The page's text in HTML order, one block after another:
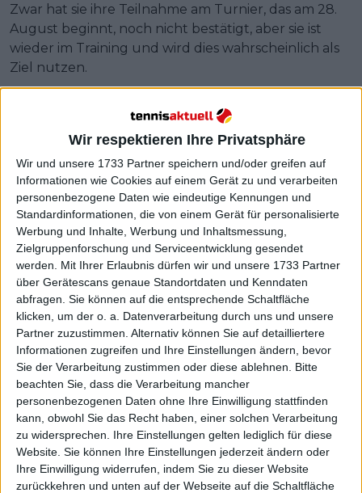
Wir respektieren Ihre Privatsphäre
Wir und unsere 1733 Partner speichern und/oder greifen auf
Informationen wie Cookies auf einem Gerät zu und verarbeiten
personenbezogene Daten wie eindeutige Kennungen und
Standardinformationen, die von einem Gerät für personalisierte
Werbung und Inhalte, Werbung und Inhaltsmessung,
Zielgruppenforschung und Serviceentwicklung gesendet
werden.
Mit Ihrer Erlaubnis dürfen wir und unsere 1733 Partner
über Gerätescans genaue Standortdaten und Kenndaten
abfragen. Sie können auf die entsprechende Schaltfläche
klicken, um der o. a. Datenverarbeitung durch uns und unsere
Partner zuzustimmen. Alternativ können Sie auf detailliertere
Informationen zugreifen und Ihre Einstellungen ändern, bevor
Sie der Verarbeitung zustimmen oder diese ablehnen.
Bitte
beachten Sie, dass die Verarbeitung mancher
personenbezogenen Daten ohne Ihre Einwilligung stattfinden
kann, obwohl Sie das Recht haben, einer solchen Verarbeitung
zu widersprechen. Ihre Einstellungen gelten lediglich für diese
Website. Sie können Ihre Einstellungen jederzeit ändern oder
Ihre Einwilligung widerrufen, indem Sie zu dieser Website
zurückkehren und unten auf der Webseite auf die Schaltfläche
Zwar hat sie ihre Teilnahme am Turnier, das am 28.
August beginnt, noch nicht bestätigt, aber sie ist
wieder im Training und wird dies wahrscheinlich als
Ziel nutzen.
Weiterlesen
Azarenka äußert sich zum
plötzlichen Erfolg von Raducanu:
"Was mir damals auffiel, war,